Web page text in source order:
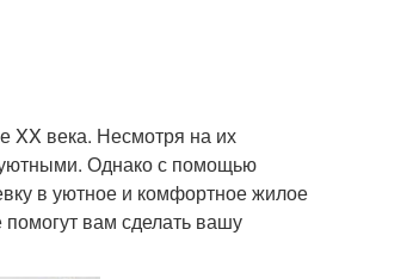
XX века. Несмотря на их
Однако с помощью
в уютное и комфортное жилое
вам сделать вашу